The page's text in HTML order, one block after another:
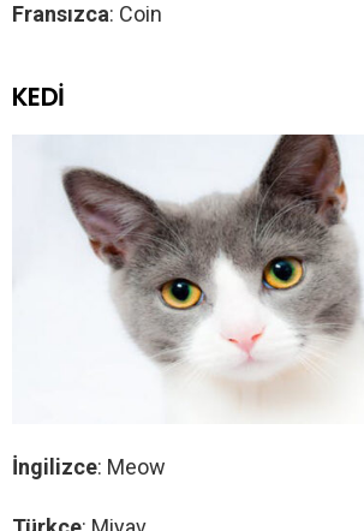
Fransızca: Coin
KEDİ
İngilizce: Meow